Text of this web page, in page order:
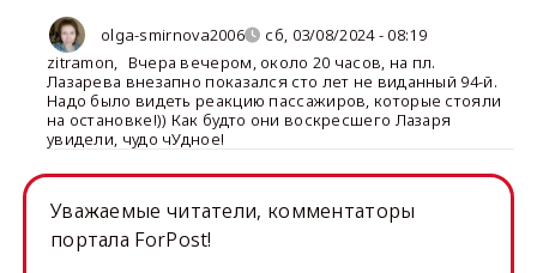
olga-smirnova2006
сб, 03/08/2024 - 08:19
zitramon, Вчера вечером, около 20 часов, на пл.
Лазарева внезапно показался сто лет не виданный 94-й.
Надо было видеть реакцию пассажиров, которые стояли
на остановке!)) Как будто они воскресшего Лазаря
увидели, чудо чУдное!
Уважаемые читатели, комментаторы
портала ForPost!